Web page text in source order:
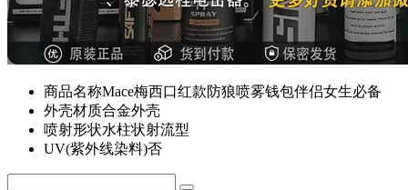
商品名称Mace梅西口红款防狼喷雾钱包伴侣女生必备
外壳材质合金外壳
喷射形状水柱状射流型
UV(紫外线染料)否